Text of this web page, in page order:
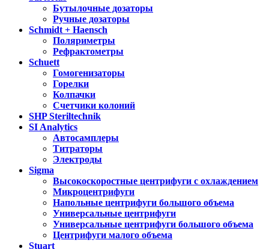
Бутылочные дозаторы
Ручные дозаторы
Schmidt + Haensch
Поляриметры
Рефрактометры
Schuett
Гомогенизаторы
Горелки
Колпачки
Счетчики колоний
SHP Steriltechnik
SI Analytics
Автосамплеры
Титраторы
Электроды
Sigma
Высокоскоростные центрифуги с охлаждением
Микроцентрифуги
Напольные центрифуги большого объема
Универсальные центрифуги
Универсальные центрифуги большого объема
Центрифуги малого объема
Stuart